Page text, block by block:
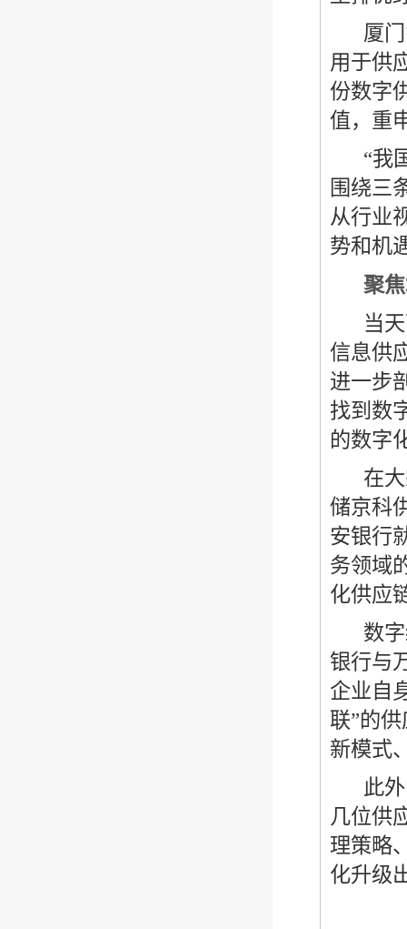
厦
用于供
份数字
值，重
“我
围绕三
从行业
势和机
聚
当
信息供
进一步
找到数
的数字
在
储京科
安银行
务领域
化供应
数
银行与
企业自
联”的
新模式
此
几位供
理策略
化升级